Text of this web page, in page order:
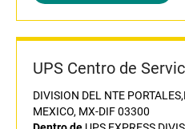
UPS Centro de
DIVISION DEL NTE
MEXICO, MX-DIF 03300